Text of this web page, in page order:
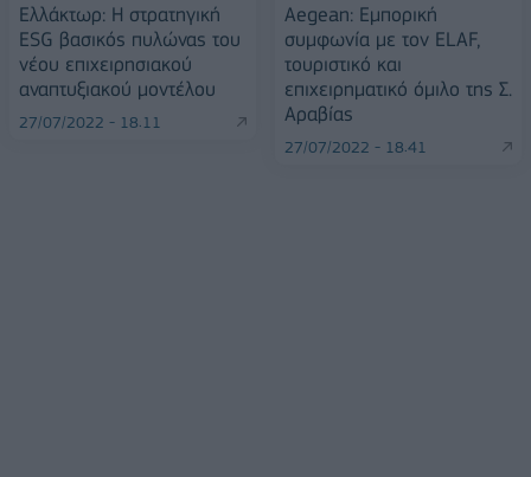
Ελλάκτωρ: Η στρατηγική
ESG βασικός πυλώνας του
νέου επιχειρησιακού
αναπτυξιακού μοντέλου
27/07/2022 - 18:11
Aegean: Εμπορική
συμφωνία με τον ELAF,
τουριστικό και
επιχειρηματικό όμιλο της Σ.
Αραβίας
27/07/2022 - 18:41